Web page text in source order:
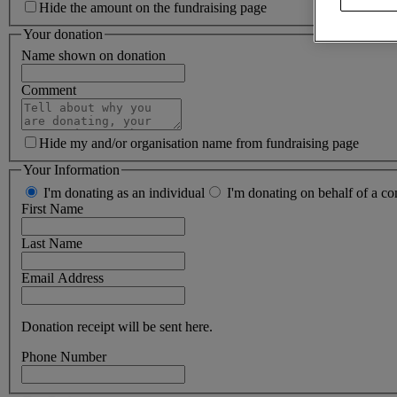
Hide the amount on the fundraising page
Your donation
Name shown on donation
Comment
Hide my and/or organisation name from fundraising page
Your Information
I'm donating as an individual
I'm donating on behalf of a
First Name
Last Name
Email Address
Donation receipt will be sent here.
Phone Number